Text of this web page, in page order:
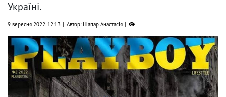
Україні.
9 вересня 2022, 12:13 Автор: Шапар Анастасія